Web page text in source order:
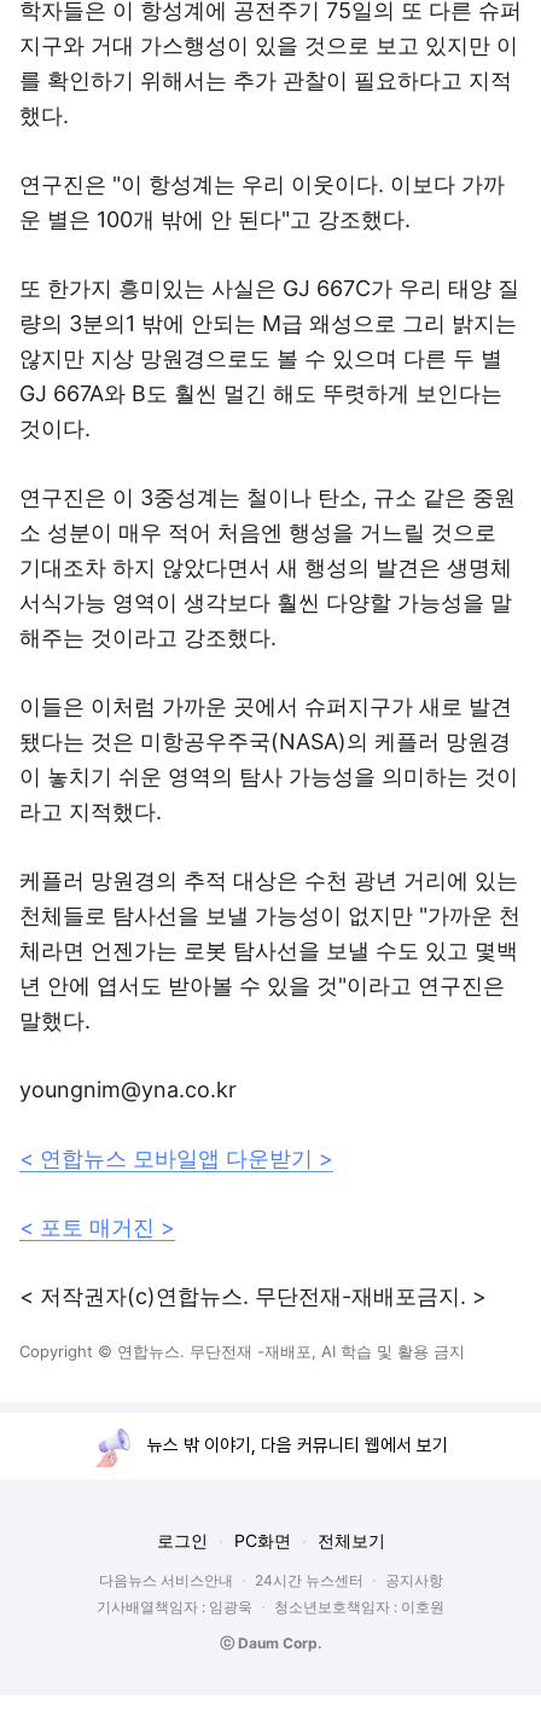
학자들은 이 항성계에 공전주기 75일의 또 다른 슈퍼
지구와 거대 가스행성이 있을 것으로 보고 있지만 이
를 확인하기 위해서는 추가 관찰이 필요하다고 지적
했다.
연구진은 "이 항성계는 우리 이웃이다. 이보다 가까
운 별은 100개 밖에 안 된다"고 강조했다.
또 한가지 흥미있는 사실은 GJ 667C가 우리 태양 질
량의 3분의1 밖에 안되는 M급 왜성으로 그리 밝지는
않지만 지상 망원경으로도 볼 수 있으며 다른 두 별
GJ 667A와 B도 훨씬 멀긴 해도 뚜렷하게 보인다는
것이다.
연구진은 이 3중성계는 철이나 탄소, 규소 같은 중원
소 성분이 매우 적어 처음엔 행성을 거느릴 것으로
기대조차 하지 않았다면서 새 행성의 발견은 생명체
서식가능 영역이 생각보다 훨씬 다양할 가능성을 말
해주는 것이라고 강조했다.
이들은 이처럼 가까운 곳에서 슈퍼지구가 새로 발견
됐다는 것은 미항공우주국(NASA)의 케플러 망원경
이 놓치기 쉬운 영역의 탐사 가능성을 의미하는 것이
라고 지적했다.
케플러 망원경의 추적 대상은 수천 광년 거리에 있는
천체들로 탐사선을 보낼 가능성이 없지만 "가까운 천
체라면 언젠가는 로봇 탐사선을 보낼 수도 있고 몇백
년 안에 엽서도 받아볼 수 있을 것"이라고 연구진은
말했다.
youngnim@yna.co.kr
< 연합뉴스 모바일앱 다운받기 >
< 포토 매거진 >
< 저작권자(c)연합뉴스. 무단전재-재배포금지. >
Copyright © 연합뉴스. 무단전재 -재배포, AI 학습 및 활용 금지
뉴스 밖 이야기, 다음 커뮤니티 웹에서 보기
로그인 PC화면 전체보기
다음뉴스 서비스안내 24시간 뉴스센터
공지사항
기사배열책임자 : 임광욱
청소년보호책임자 : 이호원
ⓒ Daum Corp.